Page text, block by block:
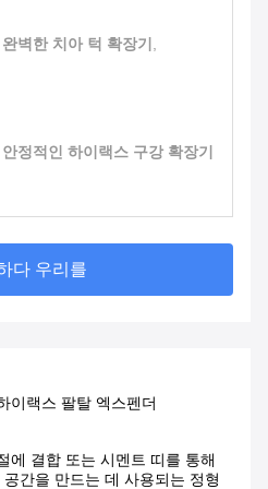
완벽한 치아 턱 확장기
안정적인 하이랙스 구강 확장기
연락하다 우리를
이랙스 팔탈 엑스펜더
에 결합 또는 시멘트 띠를 통해
간을 만드는 데 사용되는 정형